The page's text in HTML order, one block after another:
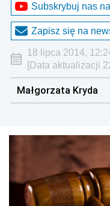
Subskrybuj nas
Zapisz się na
18 lipca 2014,
[Data aktualizacji
Małgorzata Kryda